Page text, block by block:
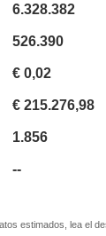
6.328.382
526.390
€ 0,02
€ 215.276,98
1.856
--
estimados, lea el